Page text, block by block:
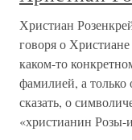
Христиан
говоря о
каком-то
фамилией, а
сказать, о
«христианин